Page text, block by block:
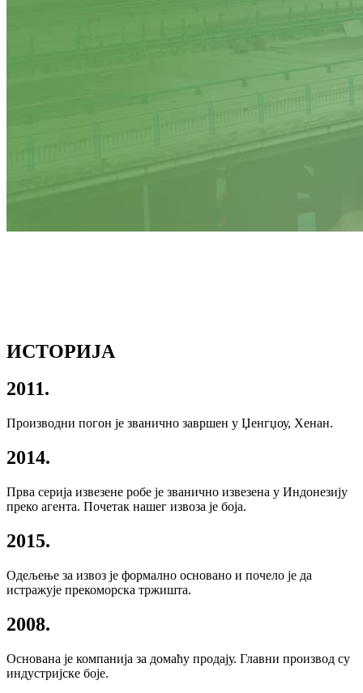
ИСТОРИЈА
2011.
Производни погон је званично завршен у Џенгџоу, Хенан.
2014.
Прва серија извезене робе је званично извезена у Индонезију
преко агента. Почетак нашег извоза је боја.
2015.
Одељење за извоз је формално основано и почело је да
истражује прекоморска тржишта.
2008.
Основана је компанија за домаћу продају. Главни производ су
индустријске боје.